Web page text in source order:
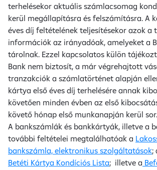
terhelésekor aktuális számlacsomag
kerül megállapításra és felszámításra. A
éves díj feltételének teljesítésekor azok a
információk az irányadóak, amelyeket a
tárolnak. Ezzel kapcsolatos külön
Bank nem biztosít, a már végrehajtott
tranzakciók a számlatörténet alapján
kártya első éves díj terhelésére annak
követően minden évben az első
követő hónap első munkanapján kerül sor.
A bankszámlák és bankkártyák, illetve a
további feltételei megtalálhatóak a
bankszámla, elektronikus szolgáltatások;
Betéti Kártya Kondíciós Lista; illetve a